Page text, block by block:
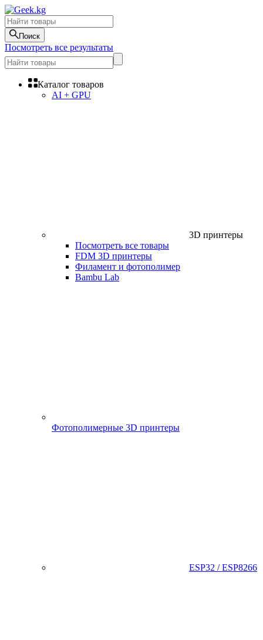
Поиск
Посмотреть все результаты
Каталог товаров
AI + GPU
3D принтеры
Посмотреть все товары
FDM 3D принтеры
Филамент и фотополимер
Bambu Lab
Фотополимерные 3D принтеры
ESP32 / ESP8266